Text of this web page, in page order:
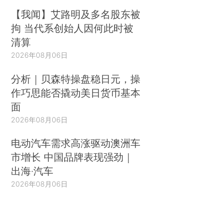
【我闻】艾路明及多名股东被
拘 当代系创始人因何此时被
清算
2026年08月06日
分析｜贝森特操盘稳日元，操
作巧思能否撬动美日货币基本
面
2026年08月06日
电动汽车需求高涨驱动澳洲车
市增长 中国品牌表现强劲｜
出海·汽车
2026年08月06日